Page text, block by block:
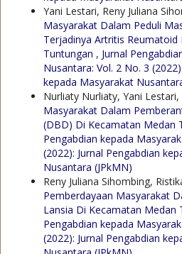
Yani Lestari, Reny Juliana
Masyarakat Dalam Peduli
Terjadinya Artritis
Tuntungan , Jurnal
Nusantara: Vol. 2 No. 3
kepada Masyarakat
Nurliaty Nurliaty, Yani Lestari,
Masyarakat Dalam
(DBD) Di Kecamatan Medan
Pengabdian kepada
(2022): Jurnal Pengabdian
Nusantara (JPkMN)
Reny Juliana Sihombing,
Pemberdayaan Masyarakat
Lansia Di Kecamatan Medan
Pengabdian kepada
(2022): Jurnal Pengabdian